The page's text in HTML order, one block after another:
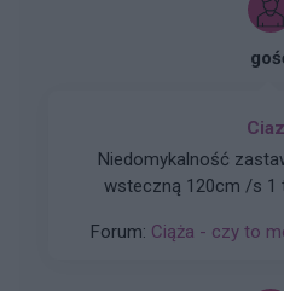
Niedomykalność
wsteczną 120cm /s
Forum: Ciąża - czy to